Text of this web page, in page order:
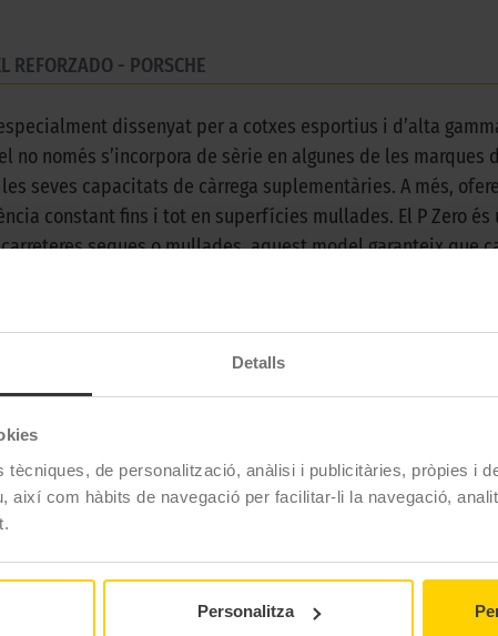
Detalls
tècniques, de personalització, anàlisi i publicitàries, pròpies i
així com hàbits de navegació per facilitar-li la navegació,
Personalitza
REFORZADO - PORSCHE
dissenyat per a cotxes esportius i d’alta
no només s’incorpora de sèrie en algunes de les
seves capacitats de càrrega suplementàries. A més,
constant fins i tot en superfícies mullades. El P Zero
seques o mullades, aquest model garanteix que
i fiable. Amb un disseny que combina innovació
P ZERO
315/35 R21 111 Y